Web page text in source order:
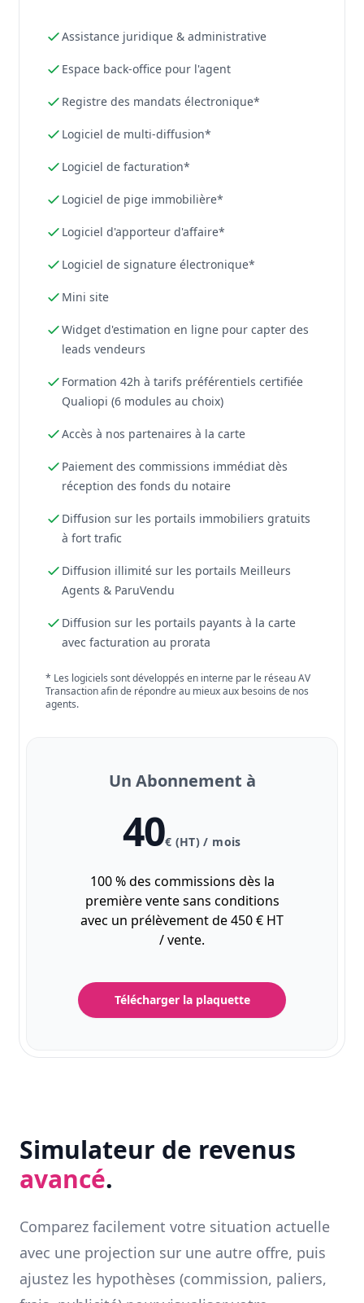
Assistance juridique & administrative
Espace back-office pour l'agent
Registre des mandats électronique*
Logiciel de multi-diffusion*
Logiciel de facturation*
Logiciel de pige immobilière*
Logiciel d'apporteur d'affaire*
Logiciel de signature électronique*
Mini site
Widget d'estimation en ligne pour capter des
leads vendeurs
Formation 42h à tarifs préférentiels certifiée
Qualiopi (6 modules au choix)
Accès à nos partenaires à la carte
Paiement des commissions immédiat dès
réception des fonds du notaire
Diffusion sur les portails immobiliers gratuits
à fort trafic
Diffusion illimité sur les portails Meilleurs
Agents & ParuVendu
Diffusion sur les portails payants à la carte
avec facturation au prorata
* Les logiciels sont développés en interne par le réseau AV
Transaction afin de répondre au mieux aux besoins de nos
agents.
Un Abonnement à
40€ (HT) / mois
100 % des commissions dès la
première vente sans conditions
avec un prélèvement de 450 € HT
/ vente.
Télécharger la plaquette
Simulateur de revenus
avancé.
Comparez facilement votre situation actuelle
avec une projection sur une autre offre, puis
ajustez les hypothèses (commission, paliers,